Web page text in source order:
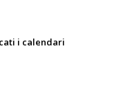
i calendari